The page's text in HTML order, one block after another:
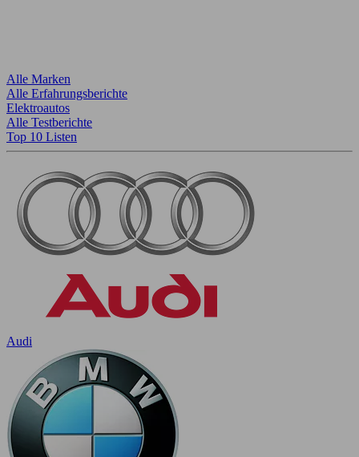
Alle Marken
Alle Erfahrungsberichte
Elektroautos
Alle Testberichte
Top 10 Listen
Audi